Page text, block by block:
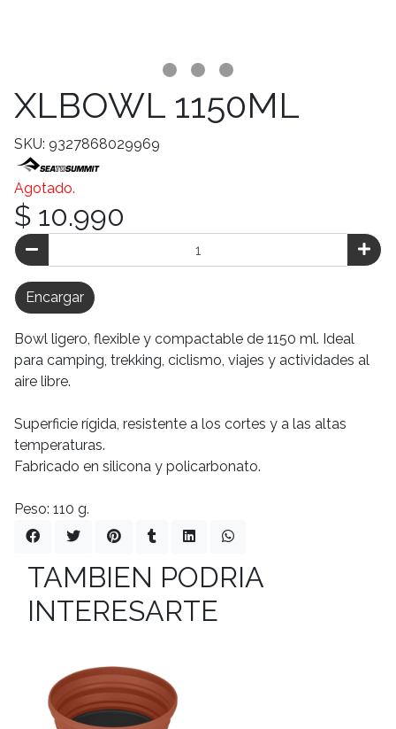
XLBOWL 1150ML
SKU: 9327868029969
Agotado.
$ 10.990
Encargar
Bowl ligero, flexible y compactable de 1150 ml. Ideal
para camping, trekking, ciclismo, viajes y actividades al
aire libre.
Superficie rígida, resistente a los cortes y a las altas
temperaturas.
Fabricado en silicona y policarbonato.
Peso: 110 g.
TAMBIEN PODRIA
INTERESARTE